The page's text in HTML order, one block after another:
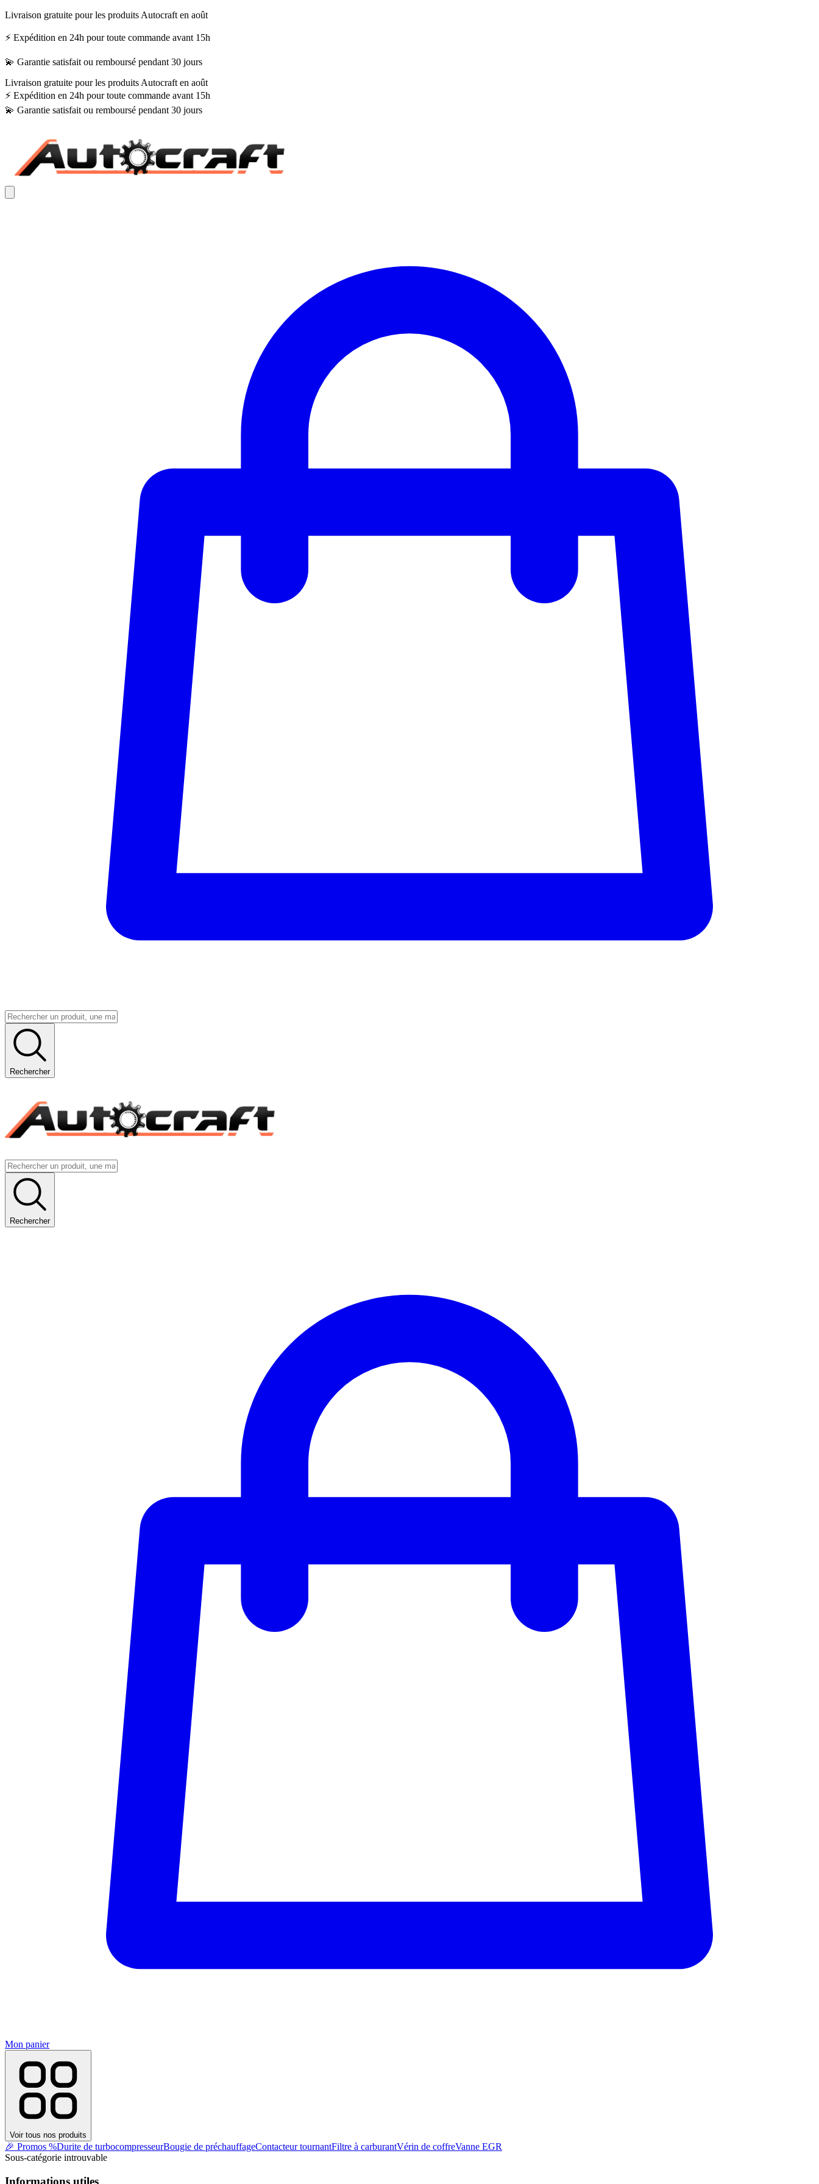
Livraison gratuite pour les produits Autocraft en août
⚡ Expédition en 24h pour toute commande avant 15h
💫 Garantie satisfait ou remboursé pendant 30 jours
Livraison gratuite pour les produits Autocraft en août
⚡ Expédition en 24h pour toute commande avant 15h
💫 Garantie satisfait ou remboursé pendant 30 jours
Rechercher
Rechercher
Mon panier
Voir tous nos produits
🎉 Promos %Durite de turbocompresseurBougie de préchauffageContacteur tournantFiltre à carburantVérin de coffreVanne EGR
Sous-catégorie introuvable
Informations utiles